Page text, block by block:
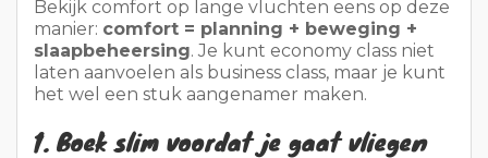
is simpel: maak de vlucht zelf al gemakkelijker
nog voordat de reis begint. Veel mensen letten
alleen op de prijs. Dat kan een vergissing zijn.
Een iets duurdere vlucht kan je uren stress
besparen als je daardoor een rechtstreekse
stoel krijgt.